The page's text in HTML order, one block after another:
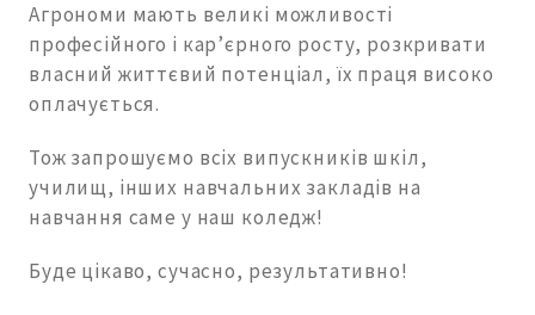
Агрономи мають великі можливості
професійного і кар’єрного росту, розкривати
власний життєвий потенціал, їх праця високо
оплачується.
Тож запрошуємо всіх випускників шкіл,
училищ, інших навчальних закладів на
навчання саме у наш коледж!
Буде цікаво, сучасно, результативно!